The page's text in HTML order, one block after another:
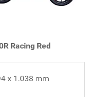
Racing Red
x 1.038 mm